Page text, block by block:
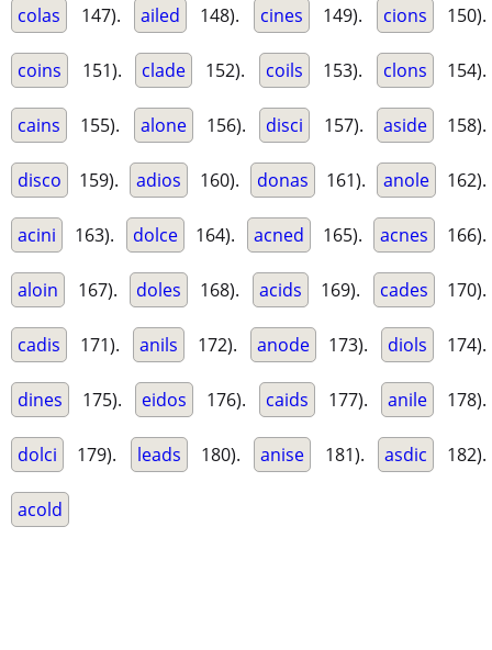
colas 147). ailed 148). cines 149). cions 150).
coins 151). clade 152). coils 153). clons 154).
cains 155). alone 156). disci 157). aside 158).
disco 159). adios 160). donas 161). anole 162).
acini 163). dolce 164). acned 165). acnes 166).
aloin 167). doles 168). acids 169). cades 170).
cadis 171). anils 172). anode 173). diols 174).
dines 175). eidos 176). caids 177). anile 178).
dolci 179). leads 180). anise 181). asdic 182).
acold